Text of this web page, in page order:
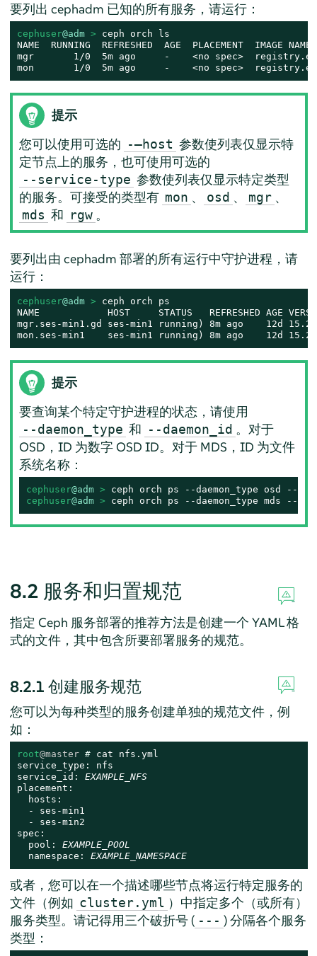
要列出 cephadm 已知的所有服务，请运行：
cephuser@adm > ceph orch ls
NAME  RUNNING  REFRESHED  AGE  PLACEMENT
mgr       1/0  5m ago     -    <no spec>
mon       1/0  5m ago     -    <no spec>
提示
您可以使用可选的 -–host 参数使列表仅显示特
定节点上的服务，也可使用可选的
--service-type 参数使列表仅显示特定类型
的服务。可接受的类型有 mon 、 osd 、 mgr 、
mds 和 rgw 。
要列出由 cephadm 部署的所有运行中守护进程，请
运行：
cephuser@adm > ceph orch ps
NAME            HOST     STATUS   REFRESHED AGE
mgr.ses-min1.gd ses-min1 running) 8m ago    12d
mon.ses-min1    ses-min1 running) 8m ago    12d
提示
要查询某个特定守护进程的状态，请使用
--daemon_type 和 --daemon_id 。对于
OSD，ID 为数字 OSD ID。对于 MDS，ID 为文件
系统名称：
cephuser@adm >
cephuser@adm > ceph orch ps --daemon_type mds --
8.2 服务和归置规范
指定 Ceph 服务部署的推荐方法是创建一个 YAML 格
式的文件，其中包含所要部署服务的规范。
8.2.1 创建服务规范
您可以为每种类型的服务创建单独的规范文件，例
如：
root@master # cat nfs.yml
service_type: nfs
service_id: EXAMPLE_NFS
placement:
  hosts:
  - ses-min1
  - ses-min2
spec:
  pool:
EXAMPLE_POOL
  namespace:
EXAMPLE_NAMESPACE
或者，您可以在一个描述哪些节点将运行特定服务的
文件（例如 cluster.yml ）中指定多个（或所有）
服务类型。请记得用三个破折号 ( --- ) 分隔各个服务
类型：